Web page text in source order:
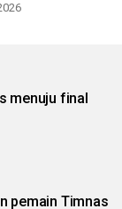
menuju final
pemain Timnas